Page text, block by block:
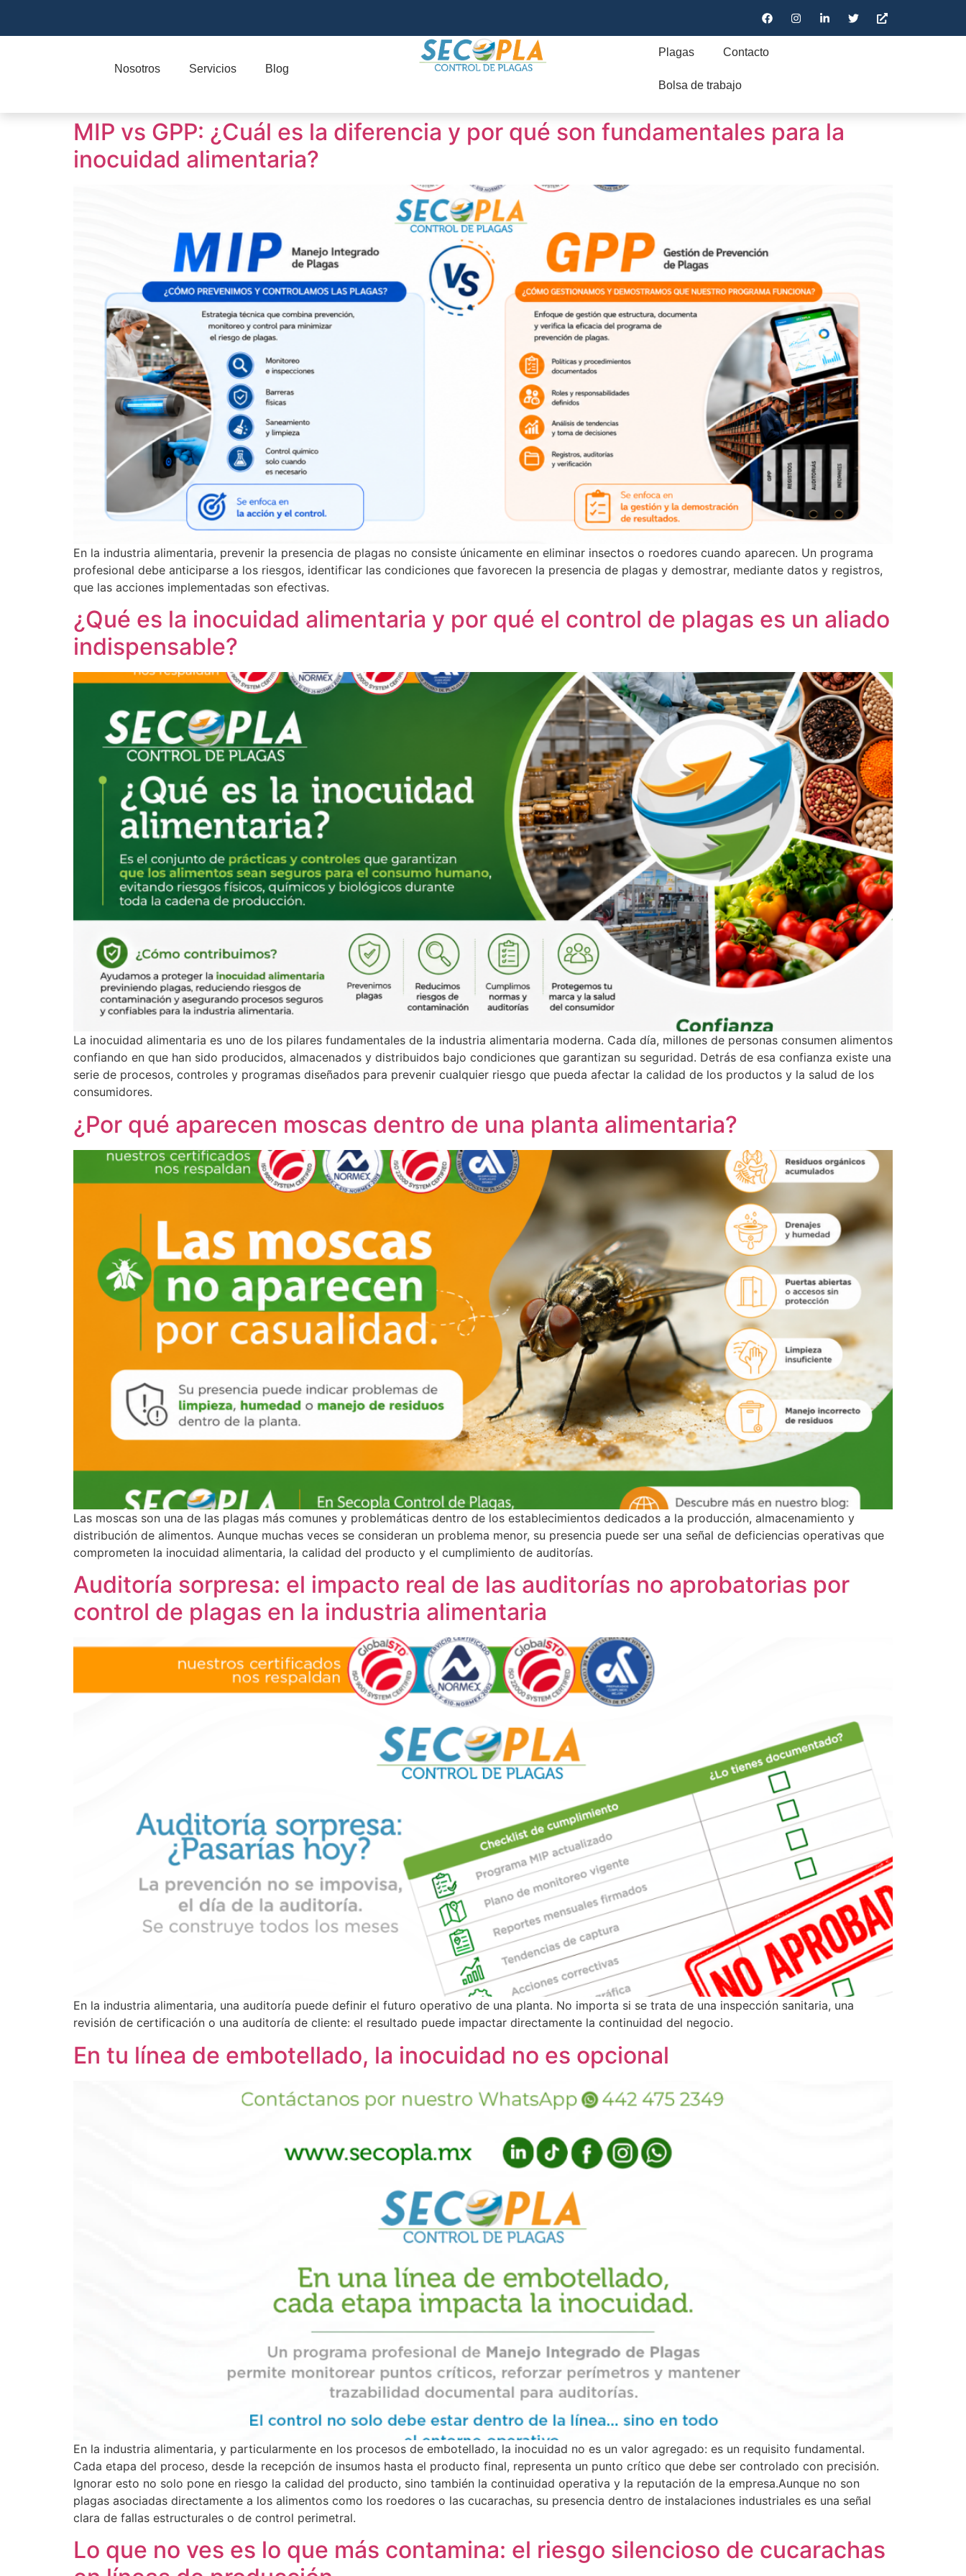
Nosotros Servicios Blog
Plagas Contacto
Bolsa de trabajo
MIP vs GPP: ¿Cuál es la diferencia y por qué son fundamentales para la
inocuidad alimentaria?
En la industria alimentaria, prevenir la presencia de plagas no consiste únicamente en eliminar insectos o roedores cuando aparecen. Un programa
profesional debe anticiparse a los riesgos, identificar las condiciones que favorecen la presencia de plagas y demostrar, mediante datos y registros,
que las acciones implementadas son efectivas.
¿Qué es la inocuidad alimentaria y por qué el control de plagas es un aliado
indispensable?
La inocuidad alimentaria es uno de los pilares fundamentales de la industria alimentaria moderna. Cada día, millones de personas consumen alimentos
confiando en que han sido producidos, almacenados y distribuidos bajo condiciones que garantizan su seguridad. Detrás de esa confianza existe una
serie de procesos, controles y programas diseñados para prevenir cualquier riesgo que pueda afectar la calidad de los productos y la salud de los
consumidores.
¿Por qué aparecen moscas dentro de una planta alimentaria?
Las moscas son una de las plagas más comunes y problemáticas dentro de los establecimientos dedicados a la producción, almacenamiento y
distribución de alimentos. Aunque muchas veces se consideran un problema menor, su presencia puede ser una señal de deficiencias operativas que
comprometen la inocuidad alimentaria, la calidad del producto y el cumplimiento de auditorías.
Auditoría sorpresa: el impacto real de las auditorías no aprobatorias por
control de plagas en la industria alimentaria
En la industria alimentaria, una auditoría puede definir el futuro operativo de una planta. No importa si se trata de una inspección sanitaria, una
revisión de certificación o una auditoría de cliente: el resultado puede impactar directamente la continuidad del negocio.
En tu línea de embotellado, la inocuidad no es opcional
En la industria alimentaria, y particularmente en los procesos de embotellado, la inocuidad no es un valor agregado: es un requisito fundamental.
Cada etapa del proceso, desde la recepción de insumos hasta el producto final, representa un punto crítico que debe ser controlado con precisión.
Ignorar esto no solo pone en riesgo la calidad del producto, sino también la continuidad operativa y la reputación de la empresa.Aunque no son
plagas asociadas directamente a los alimentos como los roedores o las cucarachas, su presencia dentro de instalaciones industriales es una señal
clara de fallas estructurales o de control perimetral.
Lo que no ves es lo que más contamina: el riesgo silencioso de cucarachas